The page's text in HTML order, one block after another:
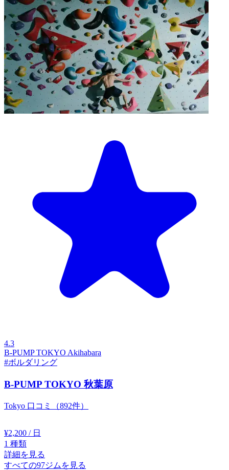
4.3
B-PUMP TOKYO Akihabara
#ボルダリング
B-PUMP TOKYO 秋葉原
Tokyo 口コミ（892件）
¥2,200 / 日
1 種類
詳細を見る
すべての97ジムを見る